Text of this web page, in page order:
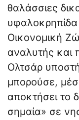
θαλάσσιες
υφαλοκρηπίδα
Οικονομική
αναλυτής και
Ολτσάρ
μπορούσε,
αποκτήσει το
σημαία» σε